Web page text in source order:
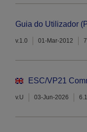
Guia do Utilizador
v.1.0 01-Mar-2012
ESC/VP21
v.U 03-Jun-2026